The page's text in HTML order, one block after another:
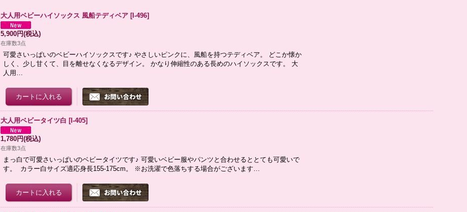
大人用ベビーハイソックス 風船テディベア [I-496]
5,900円(税込)
在庫数3点
可愛さいっぱいのベビーハイソックスです♪ やさしいピンクに、風船を持つテディベア。 どこか懐か
しく、少し甘くて、目を離せなくなるデザイン。 かなり伸縮性のある長めのハイソックスです。 大
人用…
大人用ベビータイツ白 [I-405]
1,780円(税込)
在庫数3点
まっ白で可愛さいっぱいのベビータイツです♪ 可愛いベビー服やパンツと合わせるととても可愛いで
す。 カラー白サイズ適応身長155-175cm。 ※お洗濯で色落ちする場合がございます…